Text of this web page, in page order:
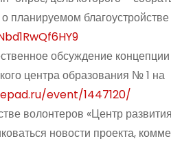
обсуждение концепции
центра образования № 1 на
event/1447120/
волонтеров «Центр
новости проекта,